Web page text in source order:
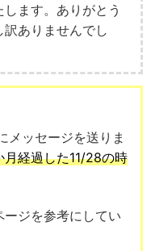
ます。ありがとう
ありませんでし
メッセージを送りま
月経過した11/28の時
ジを参考にしてい